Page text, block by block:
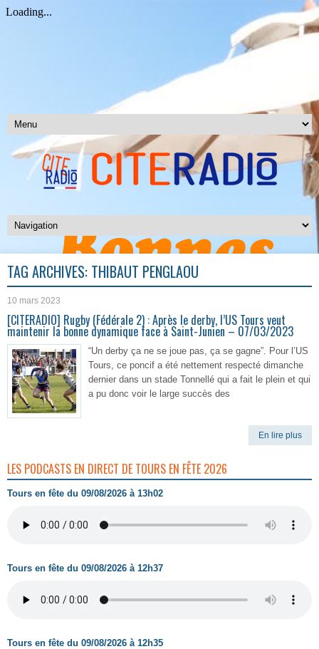
TAG ARCHIVES: THIBAUT PENGLAOU
10 mars 2023
[CITERADIO] Rugby (Fédérale 2) : Après le derby, l’US Tours veut
maintenir la bonne dynamique face à Saint-Junien – 07/03/2023
“Un derby ça ne se joue pas, ça se gagne”. Pour l’US
Tours, ce poncif a été nettement respecté dimanche
dernier dans un stade Tonnellé qui a fait le plein et qui
a pu donc voir le large succès des
En lire plus
LES PODCASTS EN DIRECT DE TOURS EN FÊTE 2026
Tours en fête du 09/08/2026 à 13h02
Tours en fête du 09/08/2026 à 12h37
Tours en fête du 09/08/2026 à 12h35